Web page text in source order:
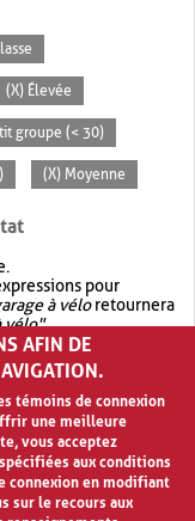
(X) Élevée
groupe (< 30)
(X) Moyenne
pour
à véloretournera
vélo".
OR.garage OR vélo
garage à vélo
AFIN DE
témoins de connexion
une meilleure
vous acceptez
aux conditions
connexion en modifiant
sur le recours aux